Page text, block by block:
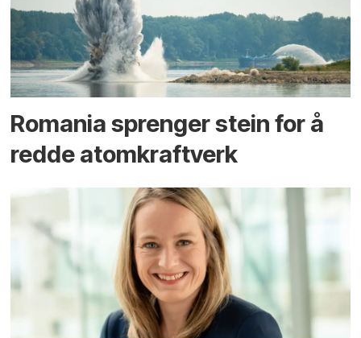
Romania sprenger stein for å
redde atomkraftverk